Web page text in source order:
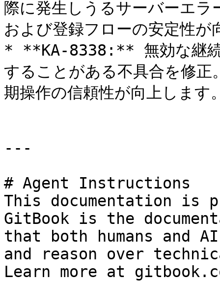
際に発生しうるサーバーエ
および登録フローの安定性が
* **KA-8338:** 無効な継続
することがある不具合を修正
期操作の信頼性が向上します
---
# Agent Instructions
This documentation is
GitBook is the
that both humans and
and reason over
Learn more at